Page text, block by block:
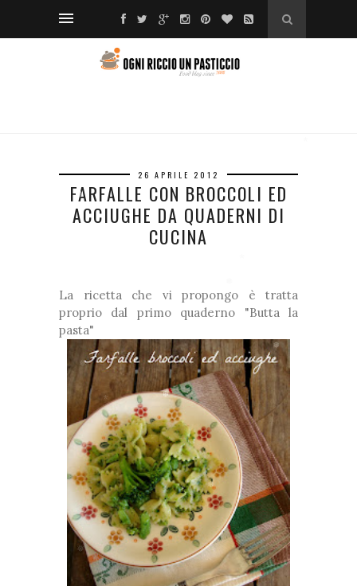
26 APRILE 2012
FARFALLE CON BROCCOLI ED
ACCIUGHE DA QUADERNI DI
CUCINA
La ricetta che vi propongo è tratta
proprio dal primo quaderno "Butta la
pasta"
❆
*
❅
❅
❅
*
❅
*